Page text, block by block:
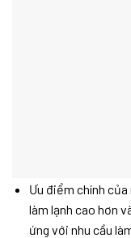
Ưu điểm chính
làm lạnh cao hơn
ứng với nhu cầu